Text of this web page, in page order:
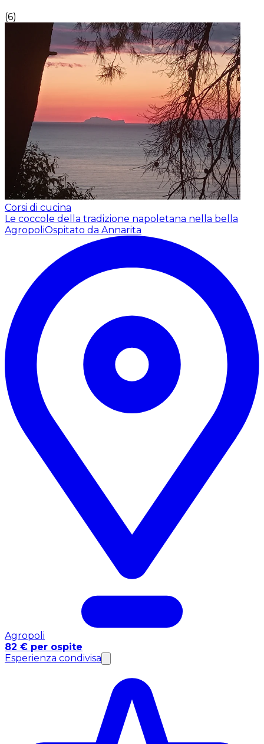
(6)
Corsi di cucina
Le coccole della tradizione napoletana nella bella
AgropoliOspitato da Annarita
Agropoli
82 € per ospite
Esperienza condivisa